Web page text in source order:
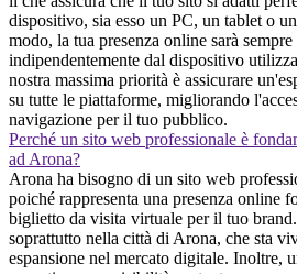
dispositivo, sia esso un PC, un tablet o
modo, la tua presenza online sarà
indipendentemente dal dispositivo
nostra massima priorità è assicurare
su tutte le piattaforme, migliorando
navigazione per il tuo pubblico.
Perché un sito web professionale è
ad Arona?
Arona ha bisogno di un sito web
poiché rappresenta una presenza online
biglietto da visita virtuale per il tuo
soprattutto nella città di Arona, che sta
espansione nel mercato digitale. Inoltre,